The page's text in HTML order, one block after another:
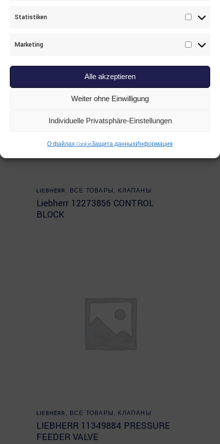
Statistiken
Marketing
Alle akzeptieren
Weiter ohne Einwilligung
Individuelle Privatsphäre-Einstellungen
О файлах CookieЗащита данныхИнформация
Read more
LIEBHERR , ВСЕ ТОВАРЫ , КЛАПАНЫ
Liebherr 12273856 CONTROL
BLOCK
Read more
LIEBHERR , ВСЕ ТОВАРЫ , КЛАПАНЫ
LIEBHERR 11349884 PRESSURE
FEEDER VALVE